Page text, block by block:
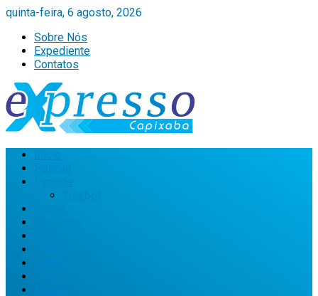
quinta-feira, 6 agosto, 2026
Sobre Nós
Expediente
Contatos